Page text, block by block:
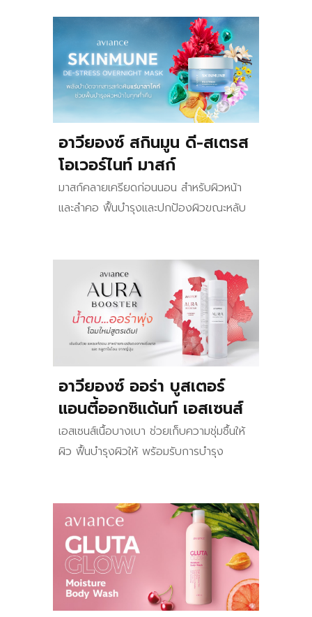
อาวียองซ์ สกินมูน ดี-สเตรส
โอเวอร์ไนท์ มาสก์
มาสก์คลายเครียดก่อนนอน สำหรับผิวหน้า
และลำคอ ฟื้นบำรุงและปกป้องผิวขณะหลับ
อาวียองซ์ ออร่า บูสเตอร์
แอนตี้ออกซิแด้นท์ เอสเซนส์
เอสเซนส์เนื้อบางเบา ช่วยเก็บความชุ่มชื้นให้
ผิว ฟื้นบำรุงผิวให้ พร้อมรับการบำรุง